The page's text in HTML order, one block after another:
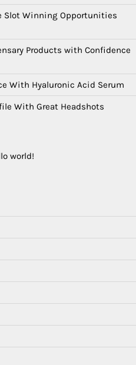
Slot Winning Opportunities
Products with Confidence
With Hyaluronic Acid Serum
With Great Headshots
world!